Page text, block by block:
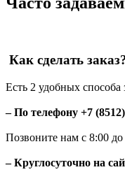
Как сделать
Есть 2 удобных способа
– По телефону +7
Позвоните нам с 8:00
– Круглосуточно на